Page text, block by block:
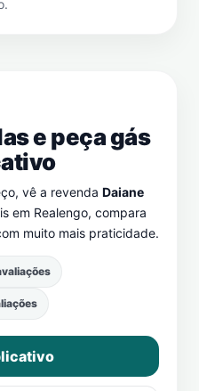
e peça gás
vê a revenda Daiane
em Realengo, compara
muito mais praticidade.